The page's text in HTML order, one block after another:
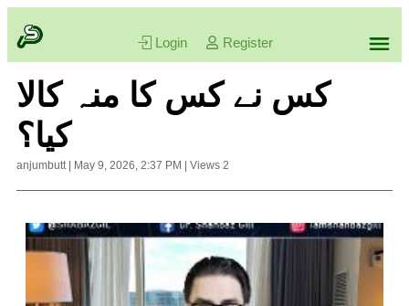
Login Register
کس نے کس کا منہ کالا
کیا؟
anjumbutt| May 9, 2026, 2:37 PM Views 2